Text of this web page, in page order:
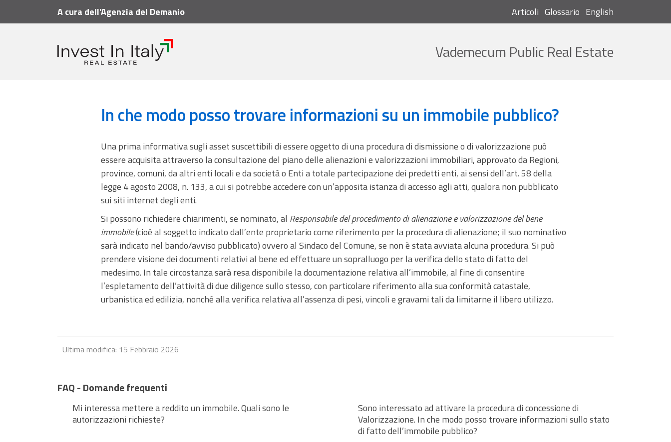
A cura dell'Agenzia del Demanio Articoli Glossario English
Vademecum Public Real Estate
Cerca
Vademecum FAQ - Domande frequenti
In che modo posso trovare informazioni su un immobile pubblico?
Una prima informativa sugli asset suscettibili di essere oggetto di una procedura di dismissione o di valorizzazione può
essere acquisita attraverso la consultazione del piano delle alienazioni e valorizzazioni immobiliari, approvato da Regioni,
province, comuni, da altri enti locali e da società o Enti a totale partecipazione dei predetti enti, ai sensi dell’art. 58 della
legge 4 agosto 2008, n. 133, a cui si potrebbe accedere con un’apposita istanza di accesso agli atti, qualora non pubblicato
sui siti internet degli enti.
Si possono richiedere chiarimenti, se nominato, al Responsabile del procedimento di alienazione e valorizzazione del bene
immobile(cioè al soggetto indicato dall’ente proprietario come riferimento per la procedura di alienazione; il suo nominativo
sarà indicato nel bando/avviso pubblicato) ovvero al Sindaco del Comune, se non è stata avviata alcuna procedura. Si può
prendere visione dei documenti relativi al bene ed effettuare un sopralluogo per la verifica dello stato di fatto del
medesimo. In tale circostanza sarà resa disponibile la documentazione relativa all’immobile, al fine di consentire
l’espletamento dell’attività di due diligence sullo stesso, con particolare riferimento alla sua conformità catastale,
urbanistica ed edilizia, nonché alla verifica relativa all’assenza di pesi, vincoli e gravami tali da limitarne il libero utilizzo.
Ultima modifica: 15 Febbraio 2026
FAQ - Domande frequenti
Mi interessa mettere a reddito un immobile. Quali sono le
autorizzazioni richieste?
Sono interessato ad attivare la procedura di concessione di
Valorizzazione. In che modo posso trovare informazioni sullo stato
di fatto dell’immobile pubblico?